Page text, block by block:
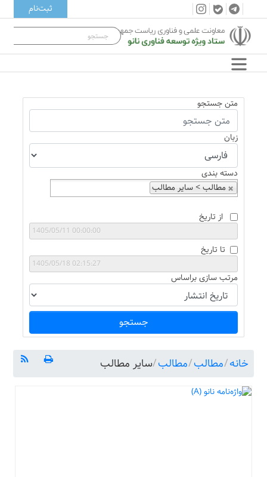
ثبت‌نام
متن جستجو
زبان
دسته بندی
مطالب > سایر مطالب
از تاریخ
تا تاریخ
مرتب سازی براساس
جستجو
خانه/مطالب/مطالب/سایر مطالب